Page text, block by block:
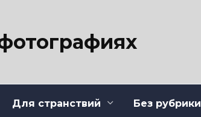
Для странствий Без рубрики